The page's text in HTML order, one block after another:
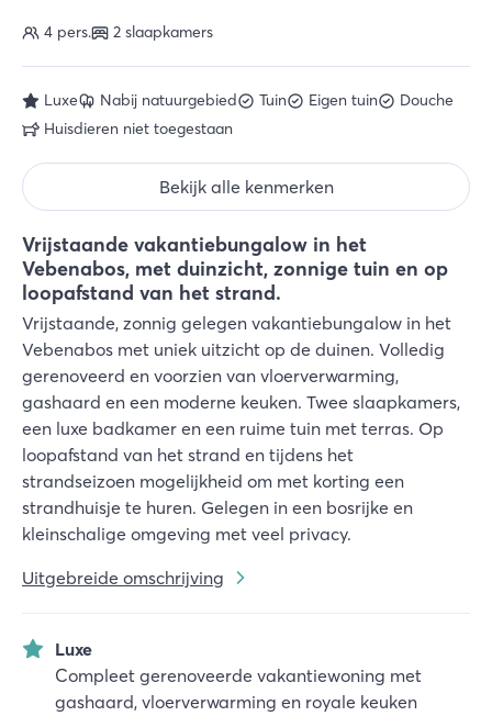
Vrijstaande vakantiebungalow in het
Vebenabos, met duinzicht, zonnige tuin en op
loopafstand van het strand.
Vrijstaande, zonnig gelegen vakantiebungalow in het
Vebenabos met uniek uitzicht op de duinen. Volledig
gerenoveerd en voorzien van vloerverwarming,
gashaard en een moderne keuken. Twee slaapkamers,
een luxe badkamer en een ruime tuin met terras. Op
loopafstand van het strand en tijdens het
strandseizoen mogelijkheid om met korting een
strandhuisje te huren. Gelegen in een bosrijke en
kleinschalige omgeving met veel privacy.
Uitgebreide omschrijving
Luxe
Compleet gerenoveerde vakantiewoning met
gashaard, vloerverwarming en royale keuken
Luxe Nabij natuurgebied Tuin Eigen tuin
Douche
Huisdieren niet toegestaan
Bekijk alle kenmerken
4 pers. 2 slaapkamers